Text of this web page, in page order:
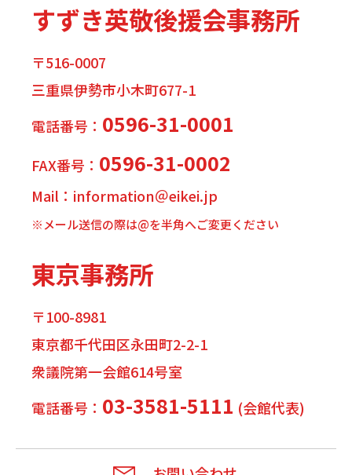
すずき英敬後援会事務所
〒516-0007
三重県伊勢市小木町677-1
電話番号： 0596-31-0001
FAX番号： 0596-31-0002
Mail：information＠eikei.jp
※メール送信の際は@を半角へご変更ください
東京事務所
〒100-8981
東京都千代田区永田町2-2-1
衆議院第一会館614号室
電話番号： 03-3581-5111 (会館代表)